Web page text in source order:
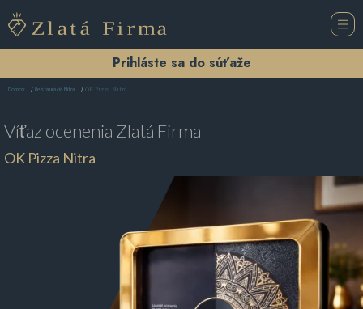
Prihláste sa do súťaže
Domov Reštaurácia Nitra OK Pizza Nitra
Víťaz ocenenia Zlatá Firma
OK Pizza Nitra